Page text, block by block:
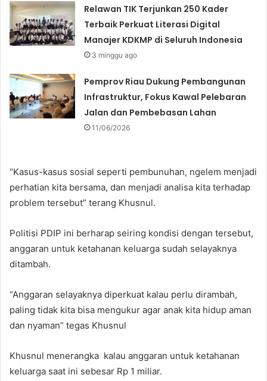
Relawan TIK Terjunkan 250 Kader
Terbaik Perkuat Literasi Digital
Manajer KDKMP di Seluruh Indonesia
3 minggu ago
Pemprov Riau Dukung Pembangunan
Infrastruktur, Fokus Kawal Pelebaran
Jalan dan Pembebasan Lahan
11/06/2026
“Kasus-kasus sosial seperti pembunuhan, ngelem menjadi
perhatian kita bersama, dan menjadi analisa kita terhadap
problem tersebut” terang Khusnul.
Politisi PDIP ini berharap seiring kondisi dengan tersebut,
anggaran untuk ketahanan keluarga sudah selayaknya
ditambah.
“Anggaran selayaknya diperkuat kalau perlu dirambah,
paling tidak kita bisa mengukur agar anak kita hidup aman
dan nyaman” tegas Khusnul
Khusnul menerangka kalau anggaran untuk ketahanan
keluarga saat ini sebesar Rp 1 miliar.